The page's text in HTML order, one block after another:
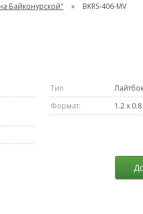
Байконурской" » BKRS-406-MV
Тип
Формат:
1.2 x 0.8